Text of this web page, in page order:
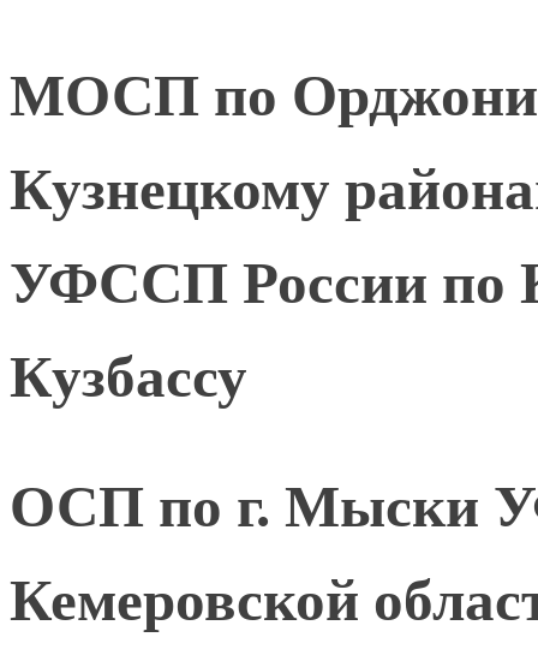
МОСП по
Кузнецкому
УФССП России по
Кузбассу
ОСП по г. Мыски
Кемеровской